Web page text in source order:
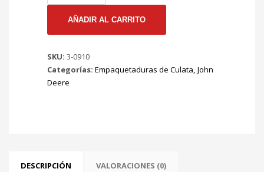
EMP
CULATA
JHON
4
CIL
Mt
cantidad
AÑADIR AL CARRITO
SKU: 3-0910
Categorías: Empaquetaduras de Culata, John
Deere
DESCRIPCIÓN VALORACIONES (0)